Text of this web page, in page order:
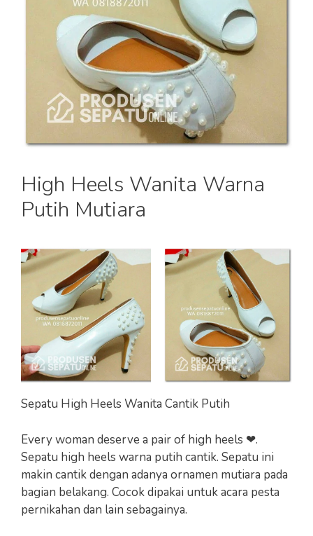
High Heels Wanita Warna
Putih Mutiara
Sepatu High Heels Wanita Cantik Putih
Every woman deserve a pair of high heels ❤.
Sepatu high heels warna putih cantik. Sepatu ini
makin cantik dengan adanya ornamen mutiara pada
bagian belakang. Cocok dipakai untuk acara pesta
pernikahan dan lain sebagainya.